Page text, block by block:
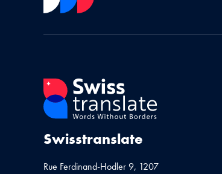
Swisstranslate
Rue Ferdinand-Hodler 9, 1207